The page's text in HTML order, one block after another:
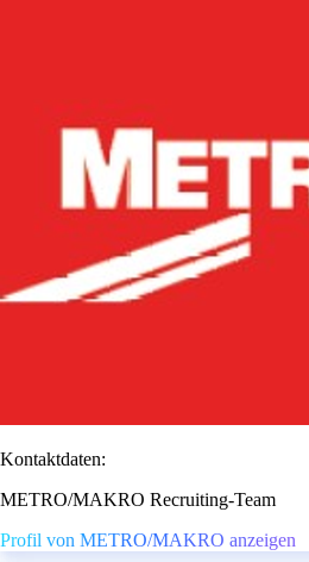
Kontaktdaten:
METRO/MAKRO Recruiting-Team
Profil von METRO/MAKRO anzeigen